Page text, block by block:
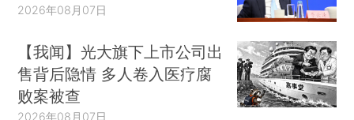
2026年08月07日
【我闻】光大旗下上市公司出
售背后隐情 多人卷入医疗腐
败案被查
2026年08月07日